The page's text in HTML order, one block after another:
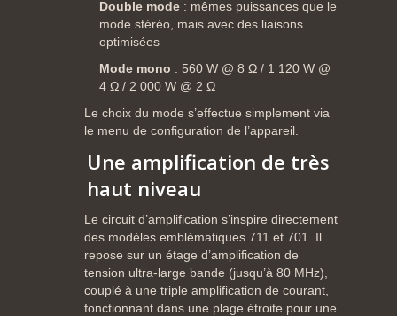
Double mode : mêmes puissances que le
mode stéréo, mais avec des liaisons
optimisées
Mode mono : 560 W @ 8 Ω / 1 120 W @
4 Ω / 2 000 W @ 2 Ω
Le choix du mode s’effectue simplement via
le menu de configuration de l’appareil.
Une amplification de très
haut niveau
Le circuit d’amplification s’inspire directement
des modèles emblématiques 711 et 701. Il
repose sur un étage d’amplification de
tension ultra-large bande (jusqu’à 80 MHz),
couplé à une triple amplification de courant,
fonctionnant dans une plage étroite pour une